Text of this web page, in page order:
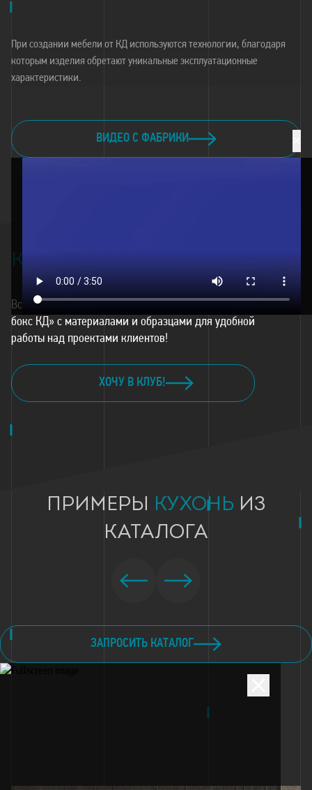
При создании мебели от КД используются технологии, благодаря
которым изделия обретают уникальные эксплуатационные
характеристики.
ВИДЕО С ФАБРИКИ
КЛУБДИЗАЙНЕРОВКД
Вступите в клуб дизайнеров и получите «Дизайн-
бокс КД» с материалами и образцами для удобной
работы над проектами клиентов!
ХОЧУ В КЛУБ!
ПРИМЕРЫ КУХОНЬ ИЗ
КАТАЛОГА
ЗАПРОСИТЬ КАТАЛОГ